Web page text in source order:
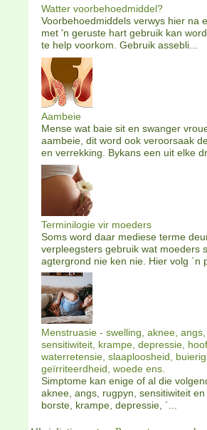
Watter voorbehoedmiddel?
Voorbehoedmiddels verwys hier na
met 'n geruste hart gebruik kan
te help voorkom. Gebruik assebli...
Aambeie
Mense wat baie sit en swanger
aambeie, dit word ook veroorsaak
en verrekking. Bykans een uit elke
Terminilogie vir moeders
Soms word daar mediese terme
verpleegsters gebruik wat moeders
agtergrond nie ken nie. Hier volg ´n
Menstruasie - swelling, aknee, angs,
sensitiwiteit, krampe, depressie,
waterretensie, slaaploosheid,
geïrriteerdheid, woede ens.
Simptome kan enige of al die
aknee, angs, rugpyn, sensitiwiteit
borste, krampe, depressie, ´...